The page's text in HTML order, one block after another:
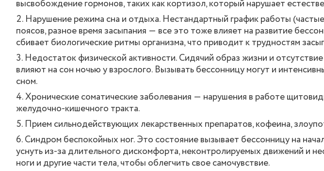
высвобождение гормонов, таких как кортизол, который нарушает
Нарушение режима сна и отдыха. Нестандартный график работы
поясов, разное время засыпания ― все это тоже влияет на развитие
сбивает биологические ритмы организма, что приводит к трудностям
Недостаток физической активности. Сидячий образ жизни и
влияют на сон ночью у взрослого. Вызывать бессонницу могут и
сном.
Хронические соматические заболевания ― нарушения в работе
желудочно-кишечного тракта.
Прием сильнодействующих лекарственных препаратов, кофеина,
Синдром беспокойных ног. Это состояние вызывает бессонницу на
уснуть из-за длительного дискомфорта, неконтролируемых движений и
ноги и другие части тела, чтобы облегчить свое самочувствие.